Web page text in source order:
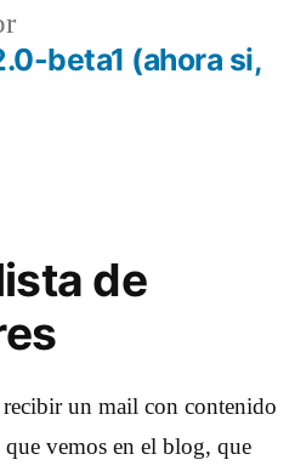
Entrada
anterior:
beta1 (ahora si,
de
un mail con contenido
vemos en el blog, que